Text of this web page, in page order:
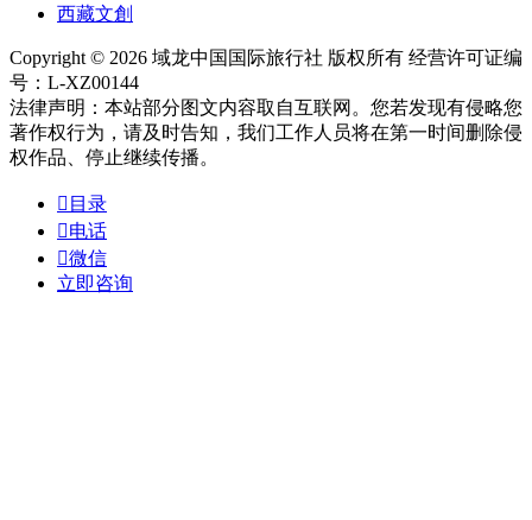
西藏文創
Copyright © 2026 域龙中国国际旅行社 版权所有 经营许可证编
号：L-XZ00144
法律声明：本站部分图文内容取自互联网。您若发现有侵略您
著作权行为，请及时告知，我们工作人员将在第一时间删除侵
权作品、停止继续传播。
 目录
电话
微信
立即咨询